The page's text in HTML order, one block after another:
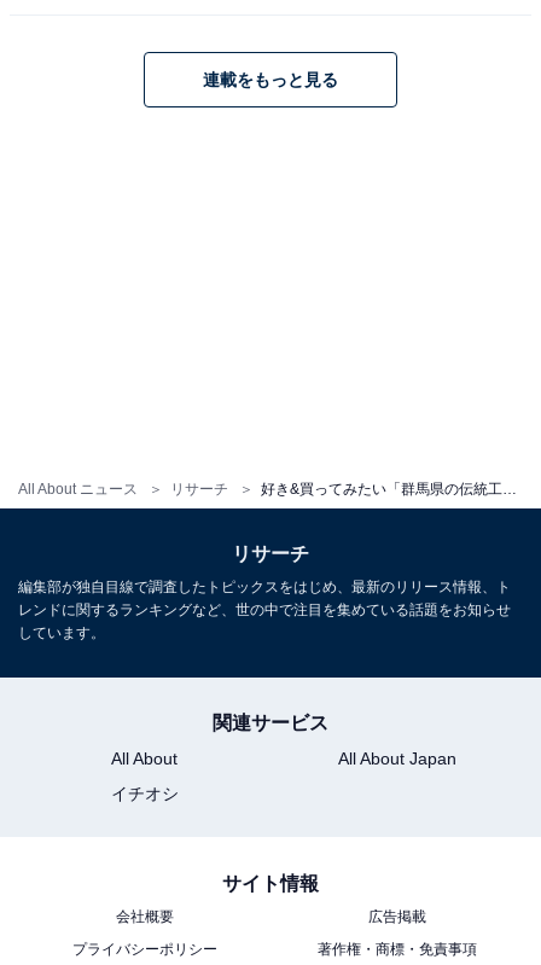
All About ニュース リサーチ
2
連載をもっと見る
リサーチ
編集部が独自目線で調査したトピックスをはじめ、最新のリリース情報、ト
レンドに関するランキングなど、世の中で注目を集めている話題をお知らせ
しています。
関連サービス
All About
All About Japan
イチオシ
サイト情報
会社概要
広告掲載
プライバシーポリシー
著作権・商標・免責事項